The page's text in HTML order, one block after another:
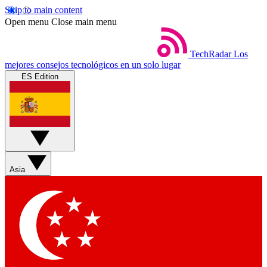
Skip to main content
Open menu Close main menu
TechRadar Los
mejores consejos tecnológicos en un solo lugar
ES Edition
Asia